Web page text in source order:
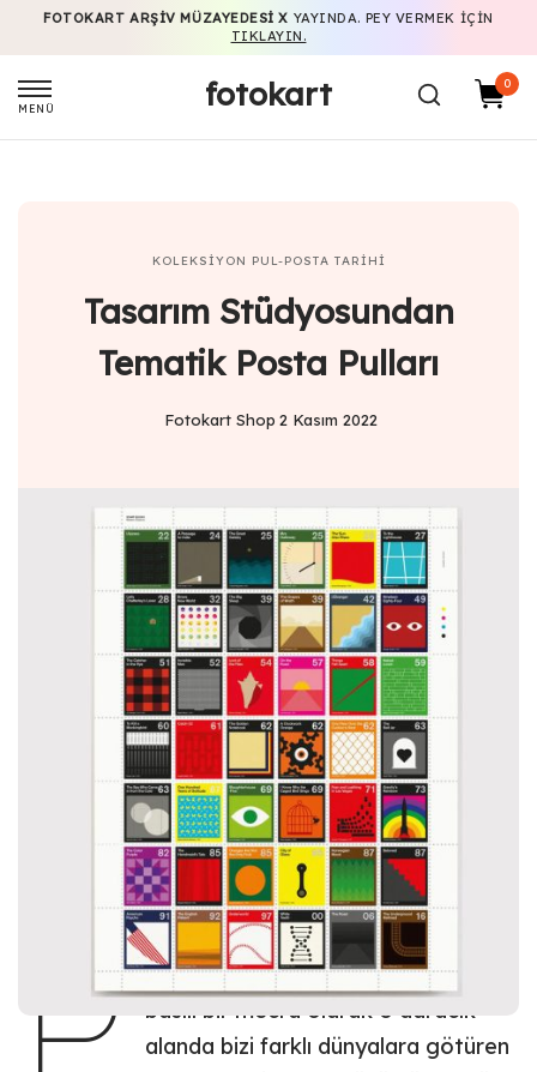
FOTOKART ARŞIV MÜZAYEDESI X YAYINDA. PEY VERMEK IÇIN
TIKLAYIN.
MENÜ fotokart 0
KOLEKSIYON PUL-POSTA TARIHI
Tasarım Stüdyosundan
Tematik Posta Pulları
Fotokart Shop 2 Kasım 2022
İngiliz tasarım stüdyosuDorothy; müzik,
edebiyat, video oyunları gibi farklı alanlardan
tematik posta pullarıolarak yeniden
P
osta pulları, 160 yılı aşan geçmişi ve
basılı bir mecra olarak o daracık
alanda bizi farklı dünyalara götüren